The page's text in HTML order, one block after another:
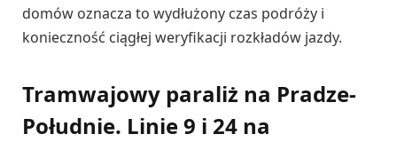
domów oznacza to wydłużony czas podróży i
konieczność ciągłej weryfikacji rozkładów jazdy.
Tramwajowy paraliż na Pradze-
Południe. Linie 9 i 24 na